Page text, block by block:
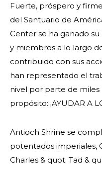
Fuerte, próspero y
del Santuario de
Center se ha ganado
y miembros a lo largo
contribuido con sus
han representado el
nivel por parte de
propósito: ¡AYUDAR A
Antioch Shrine se
potentados imperiales,
Charles & quot; Tad &